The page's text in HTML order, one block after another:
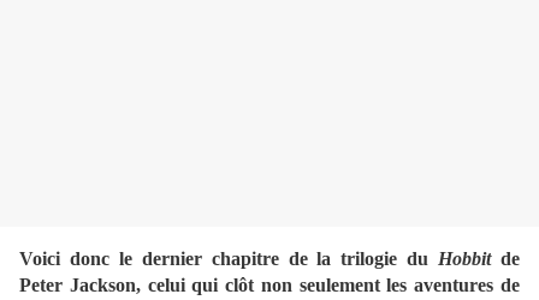
Voici donc le dernier chapitre de la trilogie du Hobbitde
Peter Jackson, celui qui clôt non seulement les aventures de